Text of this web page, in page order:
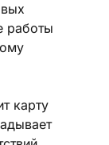
работы
карту